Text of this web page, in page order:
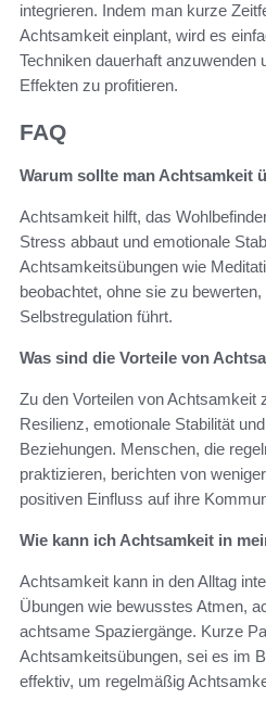
integrieren. Indem man kurze
Achtsamkeit einplant, wird es
Techniken dauerhaft anzuwenden
Effekten zu profitieren.
FAQ
Warum sollte man Achtsamkeit
Achtsamkeit hilft, das
Stress abbaut und emotionale
Achtsamkeitsübungen wie
beobachtet, ohne sie zu
Selbstregulation führt.
Was sind die Vorteile von
Zu den Vorteilen von Achtsamkeit
Resilienz, emotionale Stabilität
Beziehungen. Menschen, die
praktizieren, berichten von
positiven Einfluss auf ihre
Wie kann ich Achtsamkeit in
Achtsamkeit kann in den Alltag
Übungen wie bewusstes Atmen,
achtsame Spaziergänge. Kurze
Achtsamkeitsübungen, sei es im
effektiv, um regelmäßig